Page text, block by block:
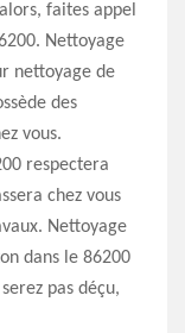
faites appel
Nettoyage
nettoyage de
des
vous.
respectera
chez vous
Nettoyage
dans le 86200
pas déçu,